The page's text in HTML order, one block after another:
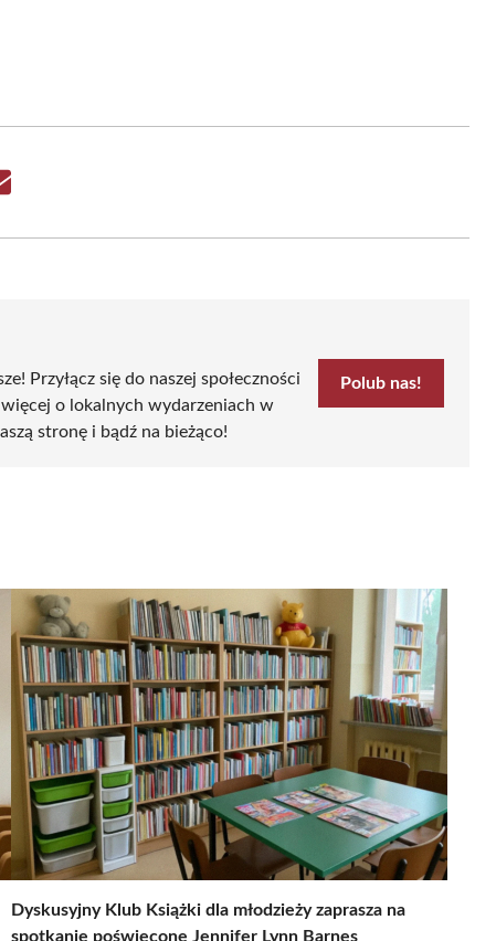
Przyłącz się do naszej społeczności
o lokalnych wydarzeniach w
stronę i bądź na bieżąco!
Polub nas!
Dyskusyjny Klub Książki dla młodzieży zaprasza na
spotkanie poświęcone Jennifer Lynn Barnes